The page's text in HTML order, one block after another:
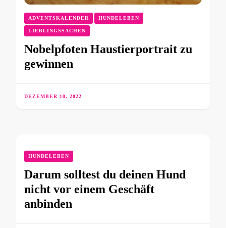
ADVENTSKALENDER HUNDELEBEN
LIEBLINGSSACHEN
Nobelpfoten Haustierportrait zu
gewinnen
DEZEMBER 10, 2022
HUNDELEBEN
Darum solltest du deinen Hund
nicht vor einem Geschäft
anbinden